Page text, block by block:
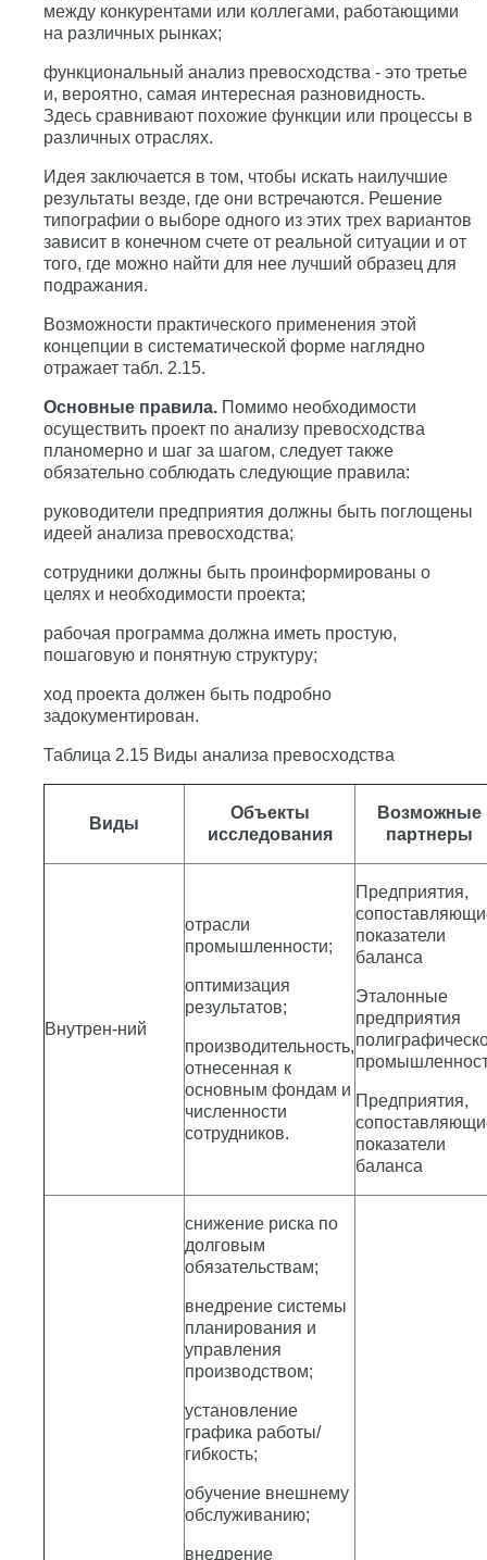
между конкурентами или коллегами, работающими
на различных рынках;
функциональный анализ превосходства - это третье
и, вероятно, самая интересная разновидность.
Здесь сравнивают похожие функции или процессы в
различных отраслях.
Идея заключается в том, чтобы искать наилучшие
результаты везде, где они встречаются. Решение
типографии о выборе одного из этих трех вариантов
зависит в конечном счете от реальной ситуации и от
того, где можно найти для нее лучший образец для
подражания.
Возможности практического применения этой
концепции в систематической форме наглядно
отражает табл. 2.15.
Основные правила. Помимо необходимости
осуществить проект по анализу превосходства
планомерно и шаг за шагом, следует также
обязательно соблюдать следующие правила:
руководители предприятия должны быть поглощены
идеей анализа превосходства;
сотрудники должны быть проинформированы о
целях и необходимости проекта;
рабочая программа должна иметь простую,
пошаговую и понятную структуру;
ход проекта должен быть подробно
задокументирован.
Таблица 2.15 Виды анализа превосходства
Виды
Объекты
исследования
Возможные
партнеры
Внутрен-ний
отрасли
промышленности;
оптимизация
результатов;
производительность,
отнесенная к
основным фондам и
численности
сотрудников.
Предприятия,
показатели
баланса
Эталонные
предприятия
Предприятия,
показатели
баланса
снижение риска по
долговым
обязательствам;
внедрение системы
планирования и
управления
производством;
установление
графика работы/
гибкость;
обучение внешнему
обслуживанию;
внедрение